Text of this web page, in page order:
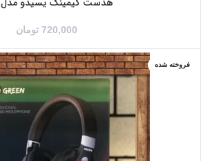
720,000 تومان
فروخته شده